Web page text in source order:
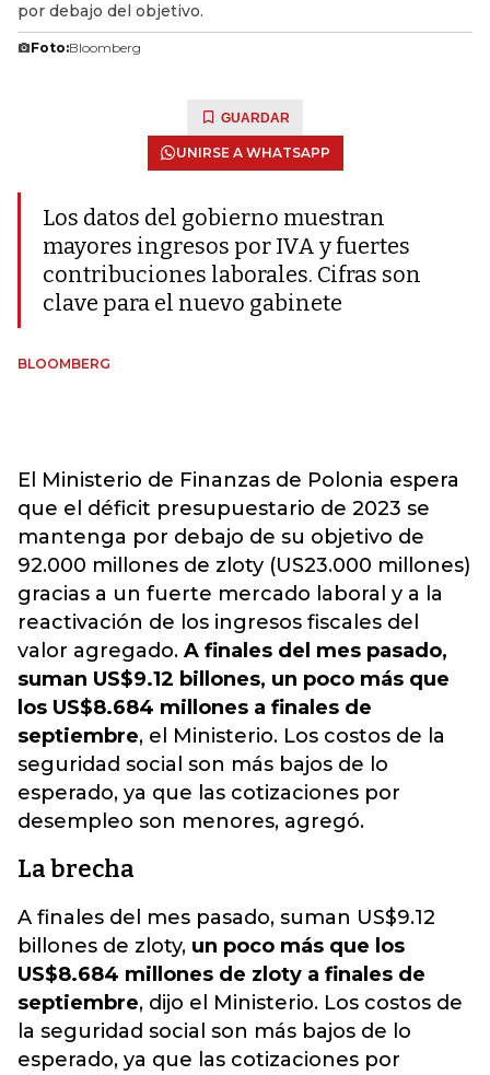
por debajo del objetivo.
Foto:Bloomberg
GUARDAR
UNIRSE A WHATSAPP
Los datos del gobierno muestran
mayores ingresos por IVA y fuertes
contribuciones laborales. Cifras son
clave para el nuevo gabinete
BLOOMBERG
El Ministerio de Finanzas de Polonia espera
que el déficit presupuestario de 2023 se
mantenga por debajo de su objetivo de
92.000 millones de zloty (US23.000 millones)
gracias a un fuerte mercado laboral y a la
reactivación de los ingresos fiscales del
valor agregado. A finales del mes pasado,
suman US$9.12 billones, un poco más que
los US$8.684 millones a finales de
septiembre, el Ministerio. Los costos de la
seguridad social son más bajos de lo
esperado, ya que las cotizaciones por
desempleo son menores, agregó.
La brecha
A finales del mes pasado, suman US$9.12
billones de zloty, un poco más que los
US$8.684 millones de zloty a finales de
septiembre, dijo el Ministerio. Los costos de
la seguridad social son más bajos de lo
esperado, ya que las cotizaciones por